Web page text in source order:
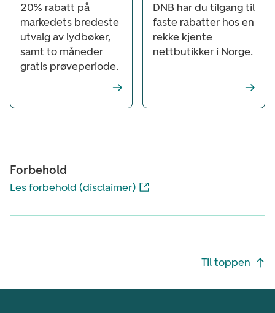
20% rabatt på
markedets bredeste
utvalg av lydbøker,
samt to måneder
gratis prøveperiode.
DNB har du tilgang til
faste rabatter hos en
rekke kjente
nettbutikker i Norge.
Forbehold
Les forbehold (disclaimer)
Til toppen